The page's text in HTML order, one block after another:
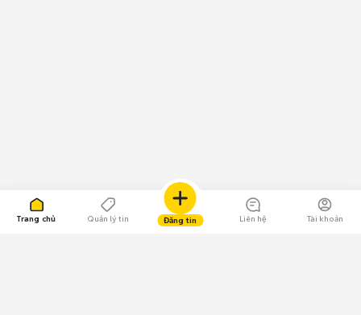
Trang chủ Quản lý tin Đăng tin Liên hệ Tài khoản